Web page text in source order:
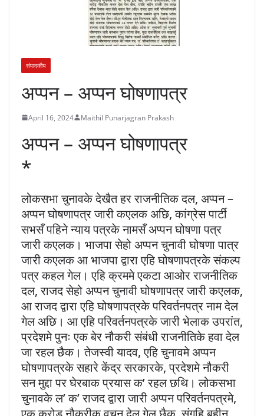
संपादकीय
अप्पन – अप्पन घोषणापत्र
April 16, 2024 Maithil Punarjagran Prakash
अप्पन – अप्पन घोषणापत्र
*
लोकसभा चुनावके देखैत हर राजनीतिक दल, अप्पन –
अप्पन घोषणापत्र जारी कएलक अछि, कांग्रेस पार्टी
सभसँ पहिने न्याय पत्रके नामसँ अप्पन घोषणा पत्र
जारी कएलक। भाजपा सेहो अप्पन चुनावी घोषणा पात्र
जारी कएलक आ भाजपा द्वारा एहि घोषणापत्रके संकल्प
पत्र कहल गेल। एहि क्रममे एकटा आओर राजनीतिक
दल, राजद सेहो अप्पन चुनावी घोषणापत्र जारी कएलक,
आ राजद द्वारा एहि घोषणापत्रके परिवर्तनपत्र नाम देल
गेल अछि। आ एहि परिवर्तनपत्रके जारी भेलाक उपरांत,
प्रदेशमे पुनः एक बेर नौकरी संबंधी राजनीतिके हवा देल
जा रहल छैक। तेजस्वी यादव, एहि चुनावमे अप्पन
घोषणापत्रके सहारे केंद्र सरकारके, प्रदेशमे नौकरी
सन मुद्दा पर घेरबाक प्रयास क’ रहल छथि। लोकसभा
चुनावके ल’ क’ राजद द्वारा जारी अप्पन परिवर्तनपत्रमे,